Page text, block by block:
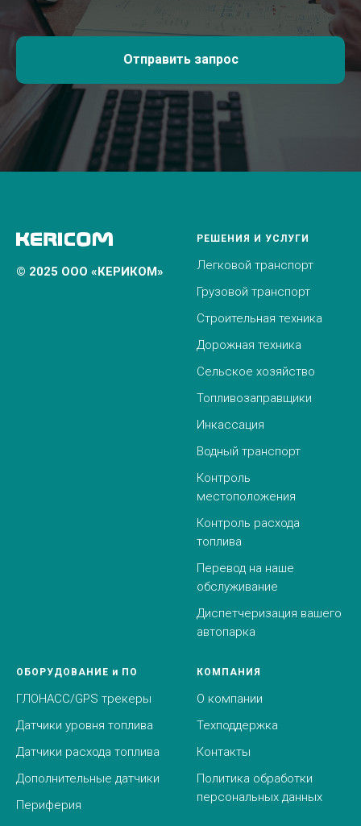
Отправить запрос
© 2025 ООО «КЕРИКОМ»
РЕШЕНИЯ И УСЛУГИ
Легковой транспорт
Грузовой транспорт
Строительная техника
Дорожная техника
Сельское хозяйство
Топливозаправщики
Инкассация
Водный транспорт
Контроль
местоположения
Контроль расхода
топлива
Перевод на наше
обслуживание
Диспетчеризация вашего
автопарка
ОБОРУДОВАНИЕ и ПО
ГЛОНАСС/GPS трекеры
Датчики уровня топлива
Датчики расхода топлива
Дополнительные датчики
Периферия
КОМПАНИЯ
О компании
Техподдержка
Контакты
Политика обработки
персональных данных